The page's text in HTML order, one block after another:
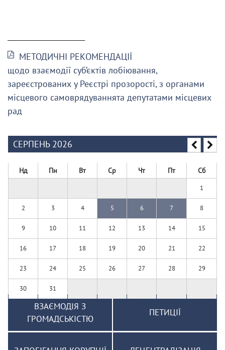
МЕТОДИЧНІ РЕКОМЕНДАЦІЇ
щодо взаємодії суб’єктів лобіювання,
зареєстрованих у Реєстрі прозорості, з органами
місцевого самоврядуваннята депутатами місцевих
рад
СЕРПЕНЬ 2026
Нд Пн Вт Ср Чт Пт Сб
1
2 3 4 5 6 7 8
9 10 11 12 13 14 15
16 17 18 19 20 21 22
23 24 25 26 27 28 29
30 31
ВЗАЄМОДІЯ З
ГРОМАДСЬКІСТЮ
ПЕТИЦІЇ